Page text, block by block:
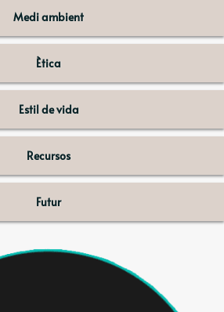
Medi ambient
Ètica
Estil de vida
Recursos
Futur